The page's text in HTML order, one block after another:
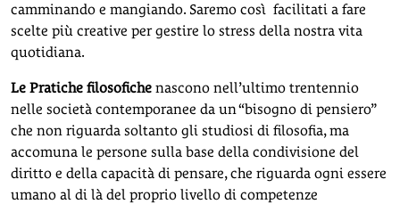
camminando e mangiando. Saremo così facilitati a fare
scelte più creative per gestire lo stress della nostra vita
quotidiana.
Le Pratiche filosofiche nascono nell’ultimo trentennio
nelle società contemporanee da un “bisogno di pensiero”
che non riguarda soltanto gli studiosi di filosofia, ma
accomuna le persone sulla base della condivisione del
diritto e della capacità di pensare, che riguarda ogni essere
umano al di là del proprio livello di competenze